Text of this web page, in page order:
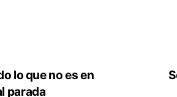
lo que no es en
parada